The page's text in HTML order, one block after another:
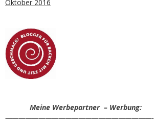
Oktober 2016
Meine Werbepartner – Werbung:
——————————————————————-